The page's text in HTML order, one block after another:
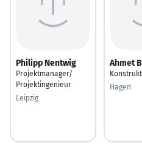
Philipp Nentwig
Projektmanager/
Projektingenieur
Leipzig
Ahmet
Hagen